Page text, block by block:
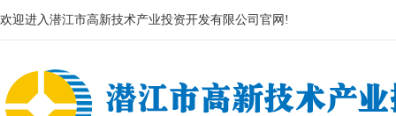
欢迎进入潜江市高新技术产业投资开发有限公司官网!